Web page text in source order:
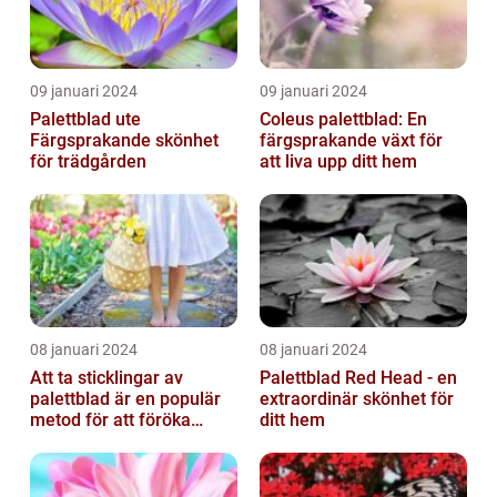
09 januari 2024
Palettblad ute
Färgsprakande skönhet
för trädgården
09 januari 2024
Coleus palettblad: En
färgsprakande växt för
att liva upp ditt hem
08 januari 2024
Att ta sticklingar av
palettblad är en populär
metod för att föröka
08 januari 2024
Palettblad Red Head - en
extraordinär skönhet för
ditt hem